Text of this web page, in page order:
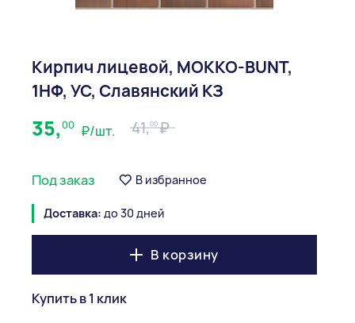
Кирпич лицевой, МОККО-BUNT,
1НФ, УС, Славянский КЗ
35,00 ₽/шт. 41,00
Под заказ В избранное
Доставка: до 30 дней
В корзину
Купить в 1 клик